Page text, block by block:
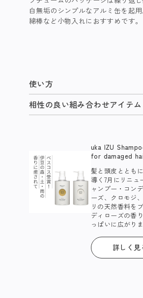
白無垢のシンプルなアルミ缶を起用
綿棒など小物入れにおすすめです。
使い方
相性の良い組み合わせアイテム
uka IZU
for damaged
髪と頭皮ととも
導く7月にリニュ
ャンプー・コン
ーズ、クロモジ
リの天然香料を
ディローズの香
っぱいに広がりま
詳しく見